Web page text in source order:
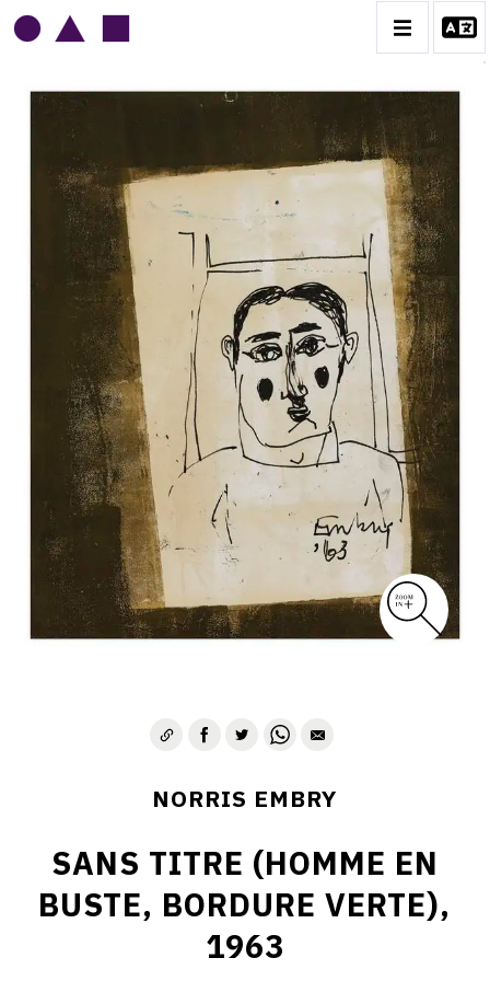
NORRIS EMBRY
BIOGRAPHIE
CATALOGUE DES OEUVRES
1945-1949
1950-1954
1955-1959
1960-1964
1964-1969
1970-1974
1975-1980
CONTACT
NORRIS EMBRY
SANS TITRE (HOMME EN
BUSTE, BORDURE VERTE),
1963